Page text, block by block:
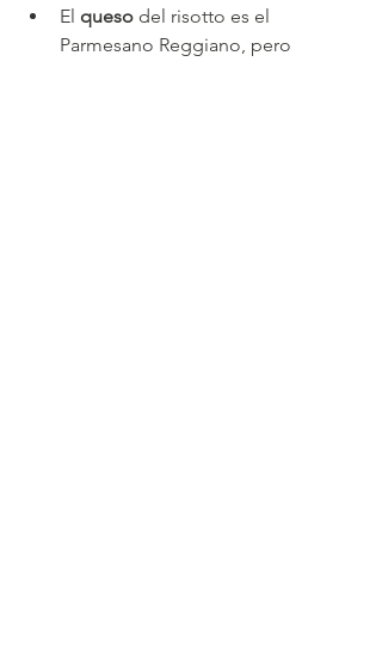
El queso del risotto es el
Parmesano Reggiano, pero